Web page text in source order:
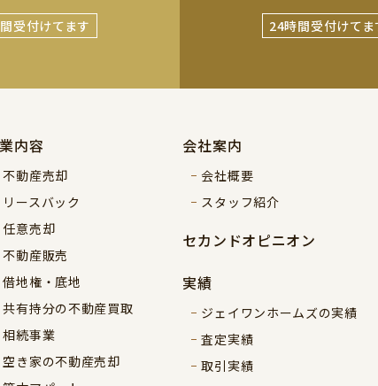
受付けてます 24時間受付けてま
内容
不動産売却
リースバック
任意売却
不動産販売
借地権・底地
共有持分の不動産買取
相続事業
空き家の不動産売却
会社案内
会社概要
スタッフ紹介
セカンドオピニオン
実績
ジェイワンホームズの実績
査定実績
取引実績